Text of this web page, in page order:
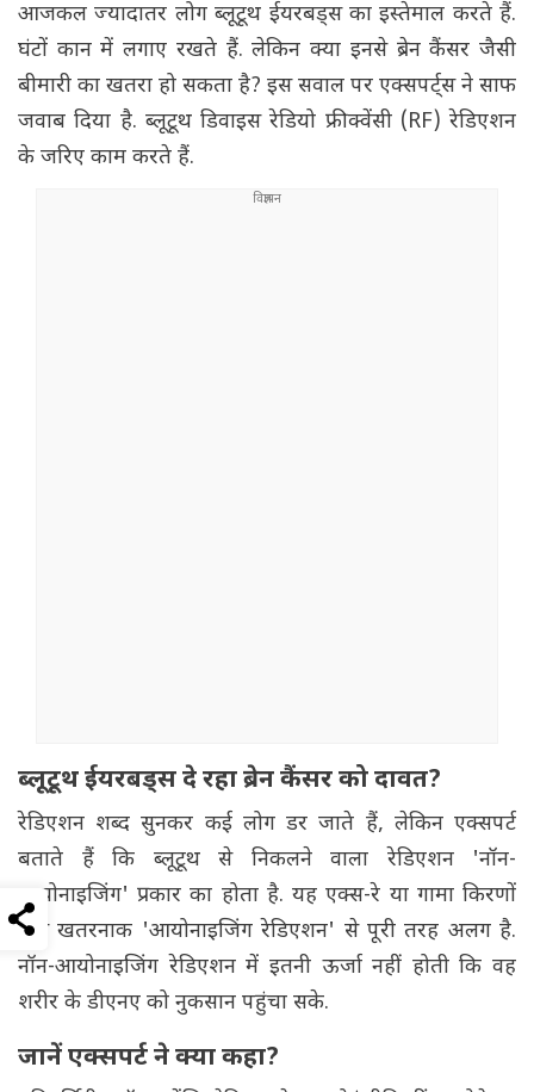
आजकल ज्यादातर लोग ब्लूटूथ ईयरबड्स का इस्तेमाल करते हैं.
घंटों कान में लगाए रखते हैं. लेकिन क्या इनसे ब्रेन कैंसर जैसी
बीमारी का खतरा हो सकता है? इस सवाल पर एक्सपर्ट्स ने साफ
जवाब दिया है. ब्लूटूथ डिवाइस रेडियो फ्रीक्वेंसी (RF) रेडिएशन
के जरिए काम करते हैं.
ब्लूटूथ ईयरबड्स दे रहा ब्रेन कैंसर को दावत?
रेडिएशन शब्द सुनकर कई लोग डर जाते हैं, लेकिन एक्सपर्ट
बताते हैं कि ब्लूटूथ से निकलने वाला रेडिएशन 'नॉन-
आयोनाइजिंग' प्रकार का होता है. यह एक्स-रे या गामा किरणों
जैसे खतरनाक 'आयोनाइजिंग रेडिएशन' से पूरी तरह अलग है.
नॉन-आयोनाइजिंग रेडिएशन में इतनी ऊर्जा नहीं होती कि वह
शरीर के डीएनए को नुकसान पहुंचा सके.
जानें एक्सपर्ट ने क्या कहा?